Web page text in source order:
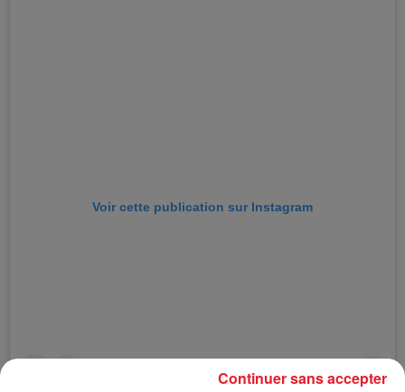
Voir cette publication sur Instagram
Continuer sans accepter